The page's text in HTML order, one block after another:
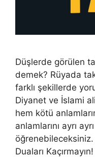
Düşlerde görülen
demek? Rüyada
farklı şekillerde
Diyanet ve İslami
hem kötü
anlamlarını ayrı
Duaları